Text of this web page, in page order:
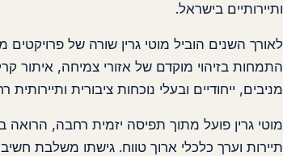
ותיירותיים בישראל.
לאורך השנים הוביל מוטי גרין שורה של
התמחות בזיהוי מוקדם של אזורי צמיחה, איתור
מניבים, ייחודיים ובעלי נוכחות ציבורית ותיירותית
מוטי גרין פועל מתוך תפיסה יזמית רחבה,
תיירות וערך כלכלי ארוך טווח. גישתו משלבת